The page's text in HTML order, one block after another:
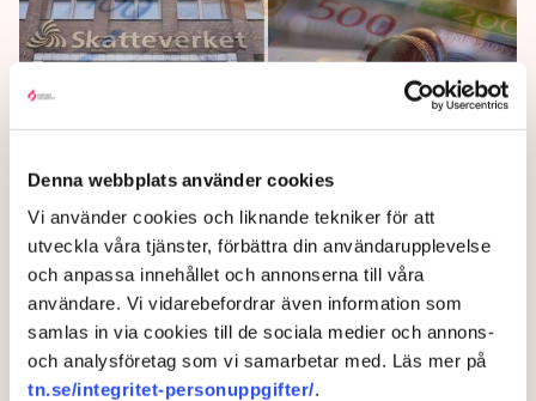
Denna webbplats använder cookies
Vi använder cookies och liknande tekniker för att
utveckla våra tjänster, förbättra din användarupplevelse
och anpassa innehållet och annonserna till våra
användare. Vi vidarebefordrar även information som
samlas in via cookies till de sociala medier och annons-
och analysföretag som vi samarbetar med. Läs mer på
tn.se/integritet-personuppgifter/.
Domen: Nu kan företagens
energiskatt bli 60 gånger
lägre